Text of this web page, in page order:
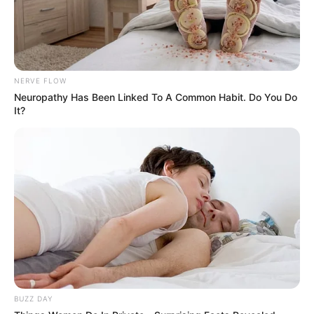
$20k In Accumulated Debt? The Emergency
Hardship Break For 2026
NERVE FLOW
Neuropathy Has Been Linked To A Common Habit. Do You Do
It?
BUZZ DAY